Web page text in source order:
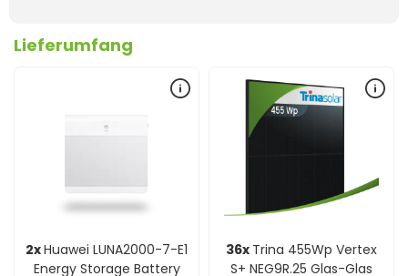
Lieferumfang
2xHuawei LUNA2000-7-E1
Energy Storage Battery
36x Trina 455Wp Vertex
S+ NEG9R.25 Glas-Glas